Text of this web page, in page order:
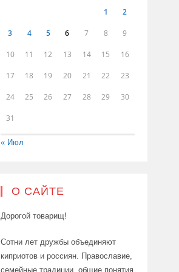
1 2
3 4 5 6 7 8 9
10 11 12 13 14 15 16
17 18 19 20 21 22 23
24 25 26 27 28 29 30
31
« Июл
О САЙТЕ
Дорогой товарищ!
Сотни лет дружбы объединяют
киприотов и россиян. Православие,
семейные традиции, общие понятия